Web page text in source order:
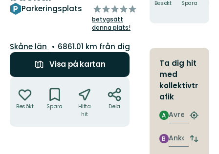
Parkeringsplats
av
5
stjärnor
betygsätt
denna plats!
Län:
Skåne län
6861.01 km från dig
Visa på kartan
Besökt Spara
Hitta
hit
Dela
Besökt Spara
Ta dig hit
med
kollektivtr
afik
Avresa
A
Hitta
Ankomst
B
Byt